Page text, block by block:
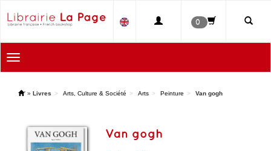
0
Toggle
navigation
' » Livres Arts, Culture & Société Arts Peinture Van gogh
Van gogh